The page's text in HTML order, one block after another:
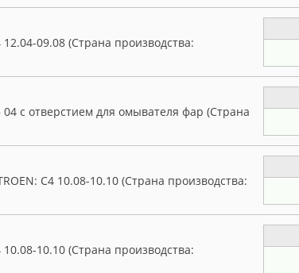
09.08 (Страна производства:
с отверстием для омывателя фар (Страна
C4 10.08-10.10 (Страна производства:
10.10 (Страна производства: